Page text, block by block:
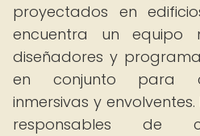
proyectados en
encuentra un equipo
diseñadores y
en conjunto para
inmersivas y
responsables de